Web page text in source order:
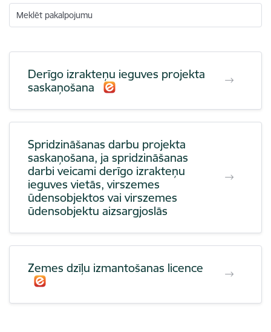
Meklēt pakalpojumu
Derīgo izrakteņu ieguves projekta
saskaņošana
Spridzināšanas darbu projekta
saskaņošana, ja spridzināšanas
darbi veicami derīgo izrakteņu
ieguves vietās, virszemes
ūdensobjektos vai virszemes
ūdensobjektu aizsargjoslās
Zemes dzīļu izmantošanas licence